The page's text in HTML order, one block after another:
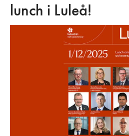
lunch i Luleå!